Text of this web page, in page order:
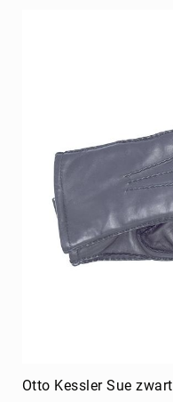
Otto Kessler Sue zwart